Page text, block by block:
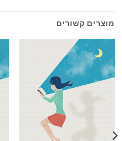
מוצרים קשורים